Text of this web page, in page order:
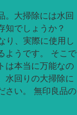
。大掃除には水回
知でしょうか？
り、実際に使用し
ようです。 そこで
は本当に万能なの
水回りの大掃除に
さい。 無印良品の